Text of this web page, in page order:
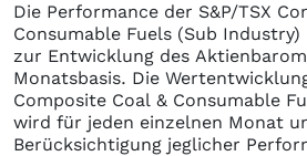
Die Performance der S&P/TSX
Consumable Fuels (Sub Industry)
zur Entwicklung des
Monatsbasis. Die
Composite Coal & Consumable
wird für jeden einzelnen Monat
Berücksichtigung jeglicher